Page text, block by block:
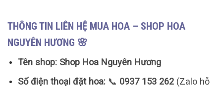
THÔNG TIN LIÊN HỆ MUA HOA – SHOP HOA
NGUYÊN HƯƠNG 🌸
Tên shop: Shop Hoa Nguyên Hương
Số điện thoại đặt hoa:📞 0937 153 262(Zalo hỗ